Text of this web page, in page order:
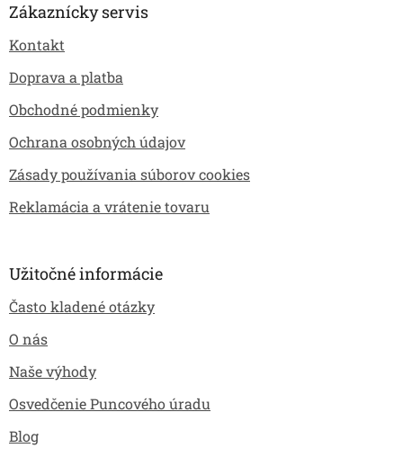
Zákaznícky servis
Kontakt
Doprava a platba
Obchodné podmienky
Ochrana osobných údajov
Zásady používania súborov cookies
Reklamácia a vrátenie tovaru
Užitočné informácie
Často kladené otázky
O nás
Naše výhody
Osvedčenie Puncového úradu
Blog